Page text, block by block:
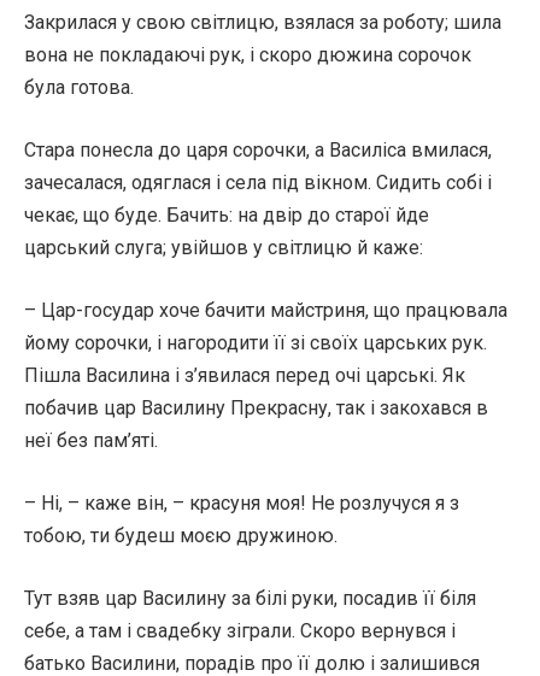
Закрилася у свою світлицю, взялася за роботу; шила
вона не покладаючі рук, і скоро дюжина сорочок
була готова.
Стара понесла до царя сорочки, а Василіса вмилася,
зачесалася, одяглася і села під вікном. Сидить собі і
чекає, що буде. Бачить: на двір до старої йде
царський слуга; увійшов у світлицю й каже:
– Цар-государ хоче бачити майстриня, що працювала
йому сорочки, і нагородити її зі своїх царських рук.
Пішла Василина і з’явилася перед очі царські. Як
побачив цар Василину Прекрасну, так і закохався в
неї без пам’яті.
– Ні, – каже він, – красуня моя! Не розлучуся я з
тобою, ти будеш моєю дружиною.
Тут взяв цар Василину за білі руки, посадив її біля
себе, а там і свадебку зіграли. Скоро вернувся і
батько Василини, порадів про її долю і залишився